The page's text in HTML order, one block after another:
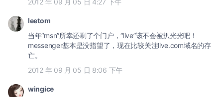
2012 年 09 月 05 日 4:27 下午
leetom
当年“msn”所幸还剩了个门户，“live”该不会被扒光光吧！
messenger基本是没指望了，现在比较关注live.com域名的存
亡。
2012 年 09 月 05 日 8:06 下午
wingice